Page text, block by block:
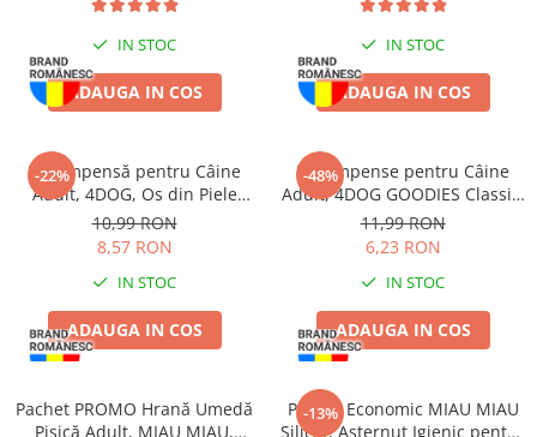
IN STOC
ADAUGA IN COS
IN STOC
ADAUGA IN COS
-22%
Recompensă pentru Câine
Adult, 4DOG, Os din Piele
Presată, 22cm
10,99 RON
8,57 RON
IN STOC
ADAUGA IN COS
-48%
Recompense pentru Câine
Adult, 4DOG GOODIES Classic,
Sticks cu Pui și Orez, 100g
11,99 RON
6,23 RON
IN STOC
ADAUGA IN COS
Pachet PROMO Hrană Umedă
Pisică Adult, MIAU MIAU,
-13%
Pachet Economic MIAU MIAU
Silicat, Așternut Igienic pentru